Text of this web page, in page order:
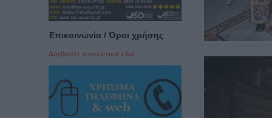
Επικοινωνία / Όροι χρήσης
Διαβαστε αναλυτικά εδώ